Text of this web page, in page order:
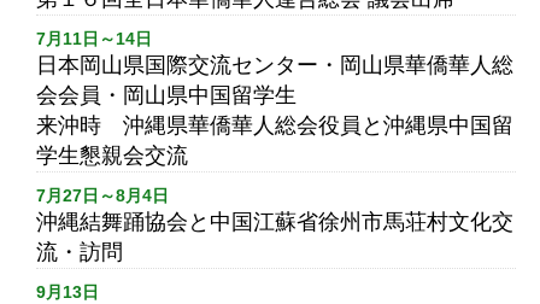
7月11日～14日
日本岡山県国際交流センター・岡山県華僑華人総
会会員・岡山県中国留学生
来沖時 沖縄県華僑華人総会役員と沖縄県中国留
学生懇親会交流
7月27日～8月4日
沖縄結舞踊協会と中国江蘇省徐州市馬荘村文化交
流・訪問
9月13日